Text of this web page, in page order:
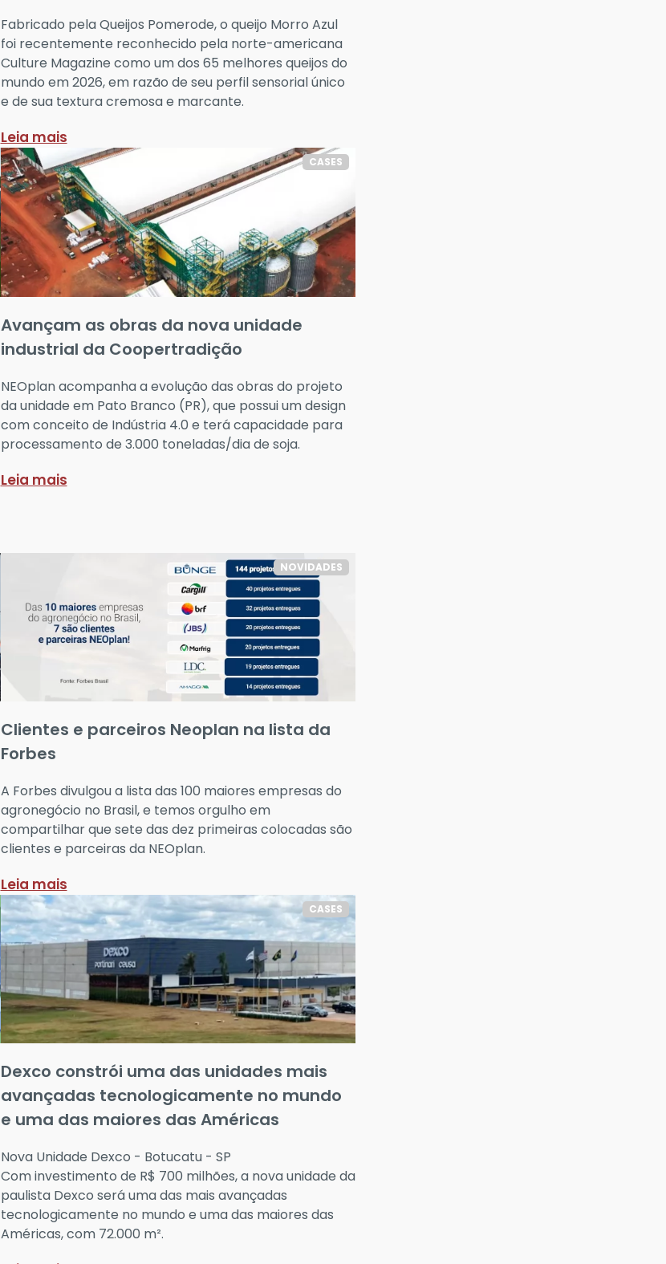
Fabricado pela Queijos Pomerode, o queijo Morro Azul
foi recentemente reconhecido pela norte-americana
Culture Magazine como um dos 65 melhores queijos do
mundo em 2026, em razão de seu perfil sensorial único
e de sua textura cremosa e marcante.
Leia mais
Avançam as obras da nova unidade
industrial da Coopertradição
CASES
NEOplan acompanha a evolução das obras do projeto
da unidade em Pato Branco (PR), que possui um design
com conceito de Indústria 4.0 e terá capacidade para
processamento de 3.000 toneladas/dia de soja.
Leia mais
Clientes e parceiros Neoplan na lista da
Forbes
NOVIDADES
A Forbes divulgou a lista das 100 maiores empresas do
agronegócio no Brasil, e temos orgulho em
compartilhar que sete das dez primeiras colocadas são
clientes e parceiras da NEOplan.
Leia mais
Dexco constrói uma das unidades mais
avançadas tecnologicamente no mundo
e uma das maiores das Américas
CASES
Nova Unidade Dexco - Botucatu - SP
Com investimento de R$ 700 milhões, a nova unidade da
paulista Dexco será uma das mais avançadas
tecnologicamente no mundo e uma das maiores das
Américas, com 72.000 m².